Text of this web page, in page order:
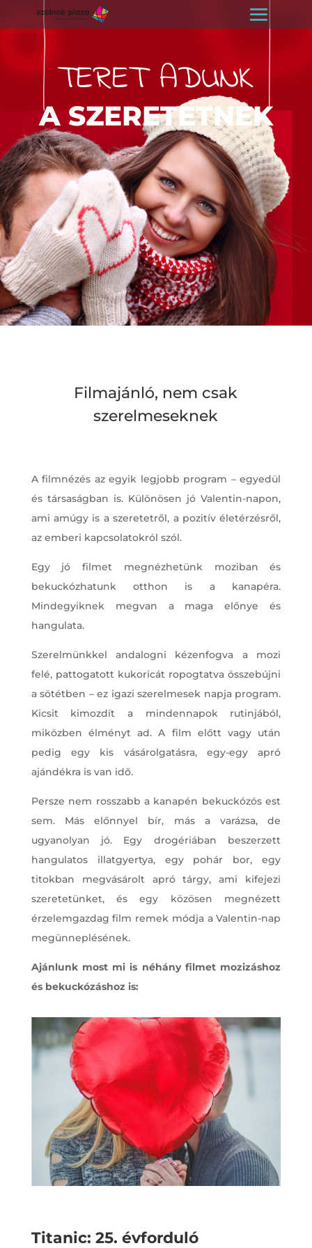
TERET ADUNK
A SZERETETNEK
Filmajánló, nem csak
szerelmeseknek
A filmnézés az egyik legjobb program – egyedül
és társaságban is. Különösen jó Valentin-napon,
ami amúgy is a szeretetről, a pozitív életérzésről,
az emberi kapcsolatokról szól.
Egy jó filmet megnézhetünk moziban és
bekuckózhatunk otthon is a kanapéra.
Mindegyiknek megvan a maga előnye és
hangulata.
Szerelmünkkel andalogni kézenfogva a mozi
felé, pattogatott kukoricát ropogtatva összebújni
a sötétben – ez igazi szerelmesek napja program.
Kicsit kimozdít a mindennapok rutinjából,
miközben élményt ad. A film előtt vagy után
pedig egy kis vásárolgatásra, egy-egy apró
ajándékra is van idő.
Persze nem rosszabb a kanapén bekuckózós est
sem. Más előnnyel bír, más a varázsa, de
ugyanolyan jó. Egy drogériában beszerzett
hangulatos illatgyertya, egy pohár bor, egy
titokban megvásárolt apró tárgy, ami kifejezi
szeretetünket, és egy közösen megnézett
érzelemgazdag film remek módja a Valentin-nap
megünneplésének.
Ajánlunk most mi is néhány filmet mozizáshoz
és bekuckózáshoz is:
Titanic: 25. évforduló